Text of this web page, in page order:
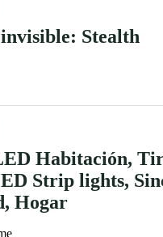
Stealth
Habitación,
Strip lights,
Hogar